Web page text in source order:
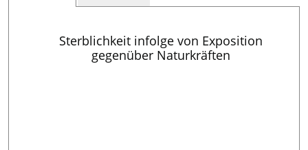
Sterblichkeit infolge von Exposition
gegenüber Naturkräften